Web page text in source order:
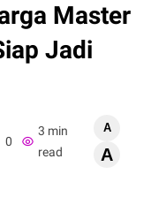
Master
Jadi
0
3 min
read
A
A